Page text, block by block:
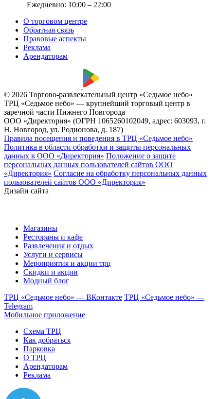
Ежедневно: 10:00 – 22:00
О торговом центре
Обратная связь
Правовые аспекты
Реклама
Арендаторам
© 2026 Торгово-развлекательный центр «Седьмое небо»
ТРЦ «Седьмое небо» — крупнейший торговый центр в
заречной части Нижнего Новгорода
ООО «Директория» (ОГРН 1065260102049, адрес: 603093, г.
Н. Новгород, ул. Родионова, д. 187)
Правила посещения и поведения в ТРЦ «Седьмое небо»
Политика в области обработки и защиты персональных
данных в ООО «Директория» Положение о защите
персональных данных пользователей сайтов ООО
«Директория» Согласие на обработку персональных данных
пользователей сайтов ООО «Директория»
Дизайн сайта
Магазины
Рестораны и кафе
Развлечения и отдых
Услуги и сервисы
Мероприятия и акции трц
Скидки и акции
Модный блог
ТРЦ «Седьмое небо» — ВКонтакте ТРЦ «Седьмое небо» —
Telegram
Мобильное приложение
Схема ТРЦ
Как добраться
Парковка
О ТРЦ
Арендаторам
Реклама